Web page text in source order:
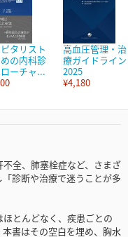
タリスト
の内科診
ーチャ...
高血圧管理・治
療ガイドライン
2025
¥4,180
全、肺塞栓症など、さまざ
診断や治療で迷うことが多
とんどなく、疾患ごとの
書はその空白を埋め、胸水